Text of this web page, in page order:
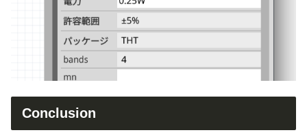
Conclusion